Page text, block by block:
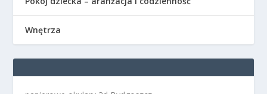
Wnętrza